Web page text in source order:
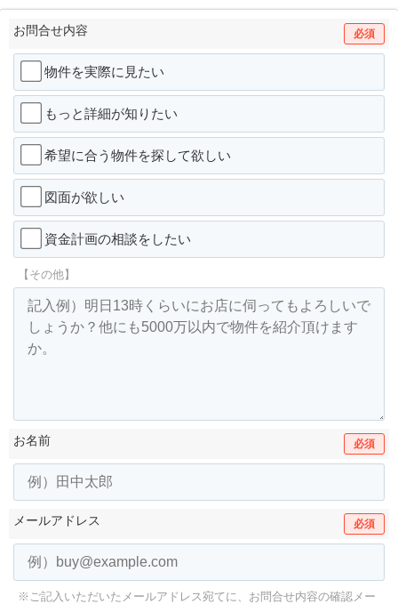
お問合せ内容 必須
物件を実際に見たい
もっと詳細が知りたい
希望に合う物件を探して欲しい
図面が欲しい
資金計画の相談をしたい
【その他】
お名前 必須
メールアドレス 必須
※ご記入いただいたメールアドレス宛てに、お問合せ内容の確認メー